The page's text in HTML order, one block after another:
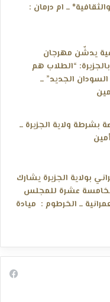
ــ ام درمان :
يدشّن مهرجان
“الطلاب هم
الجديد” ــ
ولاية الجزيرة ــ
بولاية الجزيرة يشارك
عشرة للمجلس
ــ الخرطوم : ميادة